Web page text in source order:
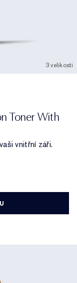
3 velikosti
Toner With
vnitřní záři.